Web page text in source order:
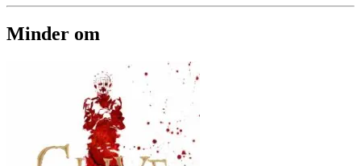
Minder om